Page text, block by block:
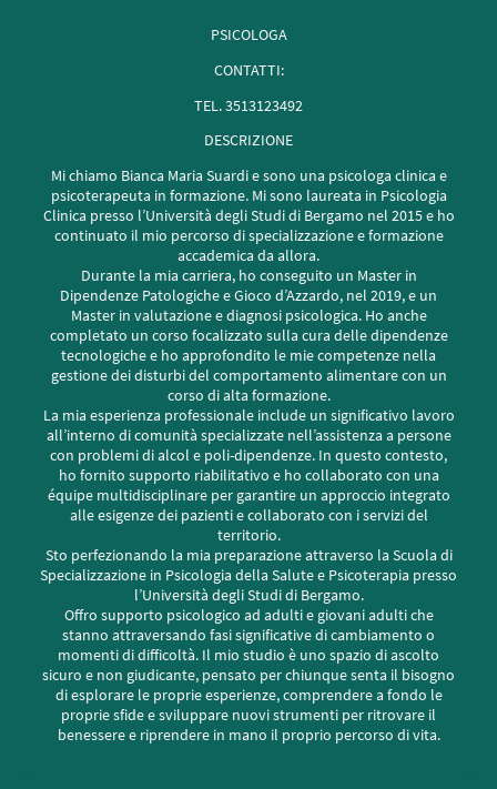
PSICOLOGA
CONTATTI:
TEL. 3513123492
DESCRIZIONE
Mi chiamo Bianca Maria Suardi e sono una psicologa clinica e
psicoterapeuta in formazione. Mi sono laureata in Psicologia
Clinica presso l’Università degli Studi di Bergamo nel 2015 e ho
continuato il mio percorso di specializzazione e formazione
accademica da allora.
Durante la mia carriera, ho conseguito un Master in
Dipendenze Patologiche e Gioco d’Azzardo, nel 2019, e un
Master in valutazione e diagnosi psicologica. Ho anche
completato un corso focalizzato sulla cura delle dipendenze
tecnologiche e ho approfondito le mie competenze nella
gestione dei disturbi del comportamento alimentare con un
corso di alta formazione.
La mia esperienza professionale include un significativo lavoro
all’interno di comunità specializzate nell’assistenza a persone
con problemi di alcol e poli-dipendenze. In questo contesto,
ho fornito supporto riabilitativo e ho collaborato con una
équipe multidisciplinare per garantire un approccio integrato
alle esigenze dei pazienti e collaborato con i servizi del
territorio.
Sto perfezionando la mia preparazione attraverso la Scuola di
Specializzazione in Psicologia della Salute e Psicoterapia presso
l’Università degli Studi di Bergamo.
Offro supporto psicologico ad adulti e giovani adulti che
stanno attraversando fasi significative di cambiamento o
momenti di difficoltà. Il mio studio è uno spazio di ascolto
sicuro e non giudicante, pensato per chiunque senta il bisogno
di esplorare le proprie esperienze, comprendere a fondo le
proprie sfide e sviluppare nuovi strumenti per ritrovare il
benessere e riprendere in mano il proprio percorso di vita.